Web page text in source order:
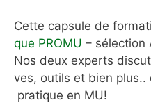
Cette capsule de
que PROMU – sélection
Nos deux experts
ves, outils et bien plus..
pratique en MU!